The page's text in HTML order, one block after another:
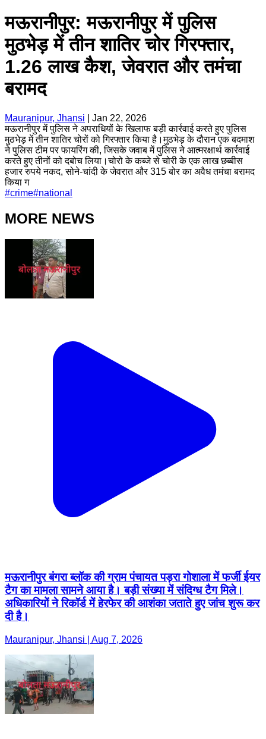
मऊरानीपुर: मऊरानीपुर में पुलिस
मुठभेड़ में तीन शातिर चोर गिरफ्तार,
1.26 लाख कैश, जेवरात और तमंचा
बरामद
Mauranipur, Jhansi
Jan 22, 2026
मऊरानीपुर में पुलिस ने अपराधियों के खिलाफ बड़ी कार्रवाई करते हुए पुलिस
मुठभेड़ में तीन शातिर चोरों को गिरफ्तार किया है।मुठभेड़ के दौरान एक बदमाश
ने पुलिस टीम पर फायरिंग की, जिसके जवाब में पुलिस ने आत्मरक्षार्थ कार्रवाई
करते हुए तीनों को दबोच लिया।चोरो के कब्जे से चोरी के एक लाख छब्बीस
हजार रुपये नकद, सोने-चांदी के जेवरात और 315 बोर का अवैध तमंचा बरामद
किया ग
#crime#national
MORE NEWS
मऊरानीपुर बंगरा ब्लॉक की ग्राम पंचायत पड़रा गोशाला में फर्जी ईयर
टैग का मामला सामने आया है। बड़ी संख्या में संदिग्ध टैग मिले।
अधिकारियों ने रिकॉर्ड में हेरफेर की आशंका जताते हुए जांच शुरू कर
दी है।
Mauranipur, Jhansi | Aug 7, 2026